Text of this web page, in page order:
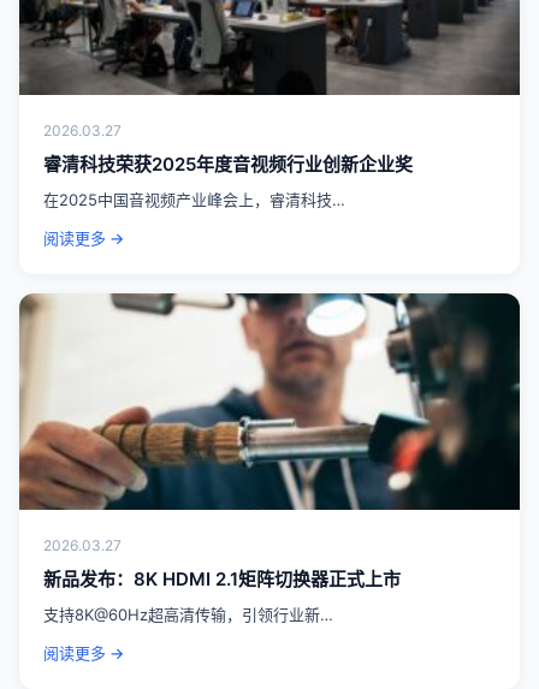
2026.03.27
睿清科技荣获2025年度音视频行业创新企业奖
在2025中国音视频产业峰会上，睿清科技…
阅读更多 →
2026.03.27
新品发布：8K HDMI 2.1矩阵切换器正式上市
支持8K@60Hz超高清传输，引领行业新…
阅读更多 →